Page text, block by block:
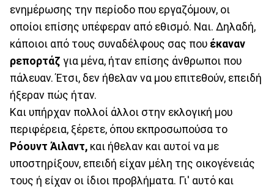
ενημέρωσης την περίοδο που εργαζόμουν, οι
οποίοι επίσης υπέφεραν από εθισμό. Ναι. Δηλαδή,
κάποιοι από τους συναδέλφους σας που έκαναν
ρεπορτάζ για μένα, ήταν επίσης άνθρωποι που
πάλευαν. Έτσι, δεν ήθελαν να μου επιτεθούν, επειδή
ήξεραν πώς ήταν.
Και υπήρχαν πολλοί άλλοι στην εκλογική μου
περιφέρεια, ξέρετε, όπου εκπροσωπούσα το
Ρόουντ Άιλαντ, και ήθελαν και αυτοί να με
υποστηρίξουν, επειδή είχαν μέλη της οικογένειάς
τους ή είχαν οι ίδιοι προβλήματα. Γι' αυτό και